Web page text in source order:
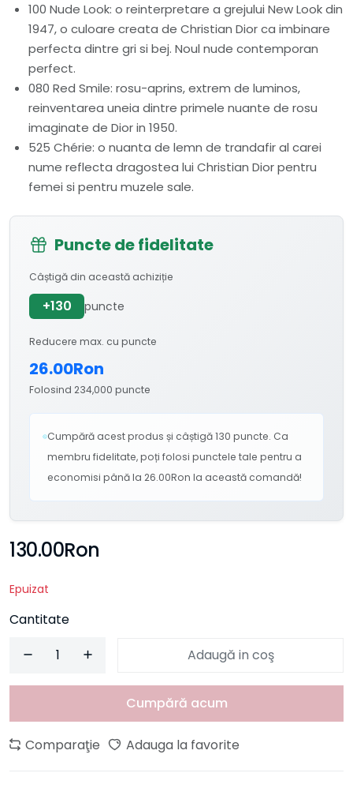
100 Nude Look: o reinterpretare a grejului New Look din
1947, o culoare creata de Christian Dior ca imbinare
perfecta dintre gri si bej. Noul nude contemporan
perfect.
080 Red Smile: rosu-aprins, extrem de luminos,
reinventarea uneia dintre primele nuante de rosu
imaginate de Dior in 1950.
525 Chérie: o nuanta de lemn de trandafir al carei
nume reflecta dragostea lui Christian Dior pentru
femei si pentru muzele sale.
Puncte de fidelitate
Câștigă din această achiziție
+130 puncte
Reducere max. cu puncte
26.00Ron
Folosind 234,000 puncte
Cumpără acest produs și câștigă 130 puncte. Ca
membru fidelitate, poți folosi punctele tale pentru a
economisi până la 26.00Ron la această comandă!
130.00Ron
Epuizat
Cantitate
Adaugă in coş
Cumpără acum
Comparaţie Adauga la favorite